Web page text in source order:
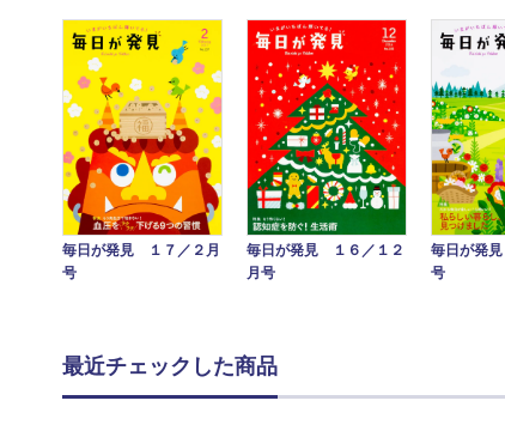
毎日が発見 １７／２月
号
毎日が発見 １６／１２
月号
毎日が発
号
最近チェックした商品